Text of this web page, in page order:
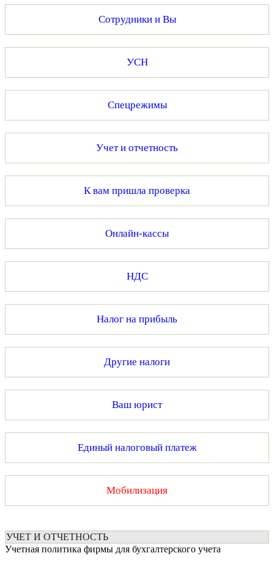
Сотрудники и Вы
УСН
Спецрежимы
Учет и отчетность
К вам пришла проверка
Онлайн-кассы
НДС
Налог на прибыль
Другие налоги
Ваш юрист
Единый налоговый платеж
Мобилизация
УЧЕТ И ОТЧЕТНОСТЬ
Учетная политика фирмы для бухгалтерского учета